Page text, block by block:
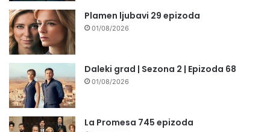
Plamen ljubavi 29 epizoda
01/08/2026
Daleki grad | Sezona 2 | Epizoda 68
01/08/2026
La Promesa 745 epizoda